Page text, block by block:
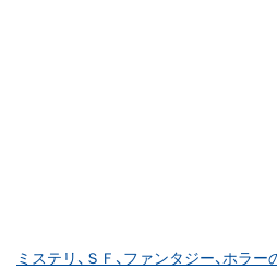
ミステリ、ＳＦ、ファンタジー、ホラ